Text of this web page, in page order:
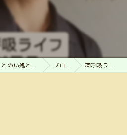
石川県金沢市の整体ならととのい処とまり木 ブログ 深呼吸ライフ